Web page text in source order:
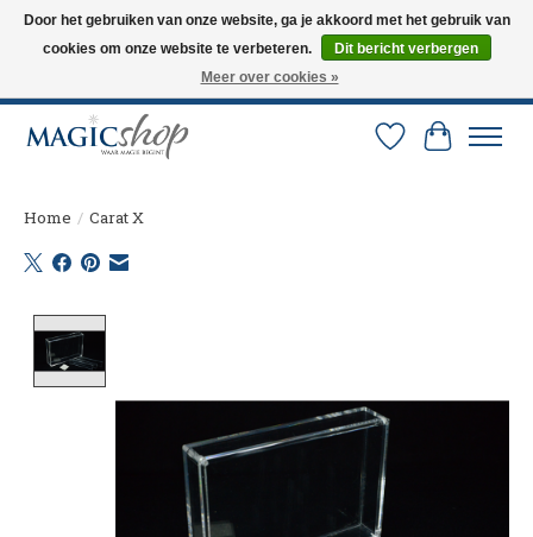
Altijd de nieuwste trucs op voorraad. Snelle verzending via PostNL en DHL.
Langskomen in onze winkel? Bel of mail om een afspraak te maken. 0251-
Verlanglijst
Home / Carat X
Door het gebruiken van onze website, ga je akkoord met het gebruik van
cookies om onze website te verbeteren.
Dit bericht verbergen
Meer over cookies »